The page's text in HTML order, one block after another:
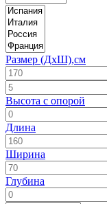
Размер (ДхШ),см
Высота с опорой
Длина
Ширина
Глубина